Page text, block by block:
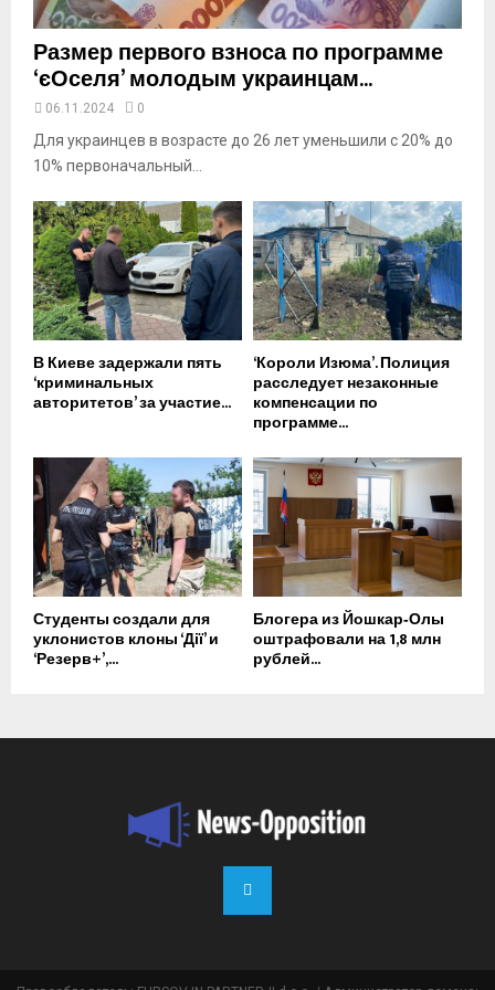
Размер первого взноса по программе
‘єОселя’ молодым украинцам...
06.11.2024 0
Для украинцев в возрасте до 26 лет уменьшили с 20% до
10% первоначальный...
В Киеве задержали пять
‘криминальных
авторитетов’ за участие...
‘Короли Изюма’. Полиция
расследует незаконные
компенсации по
программе...
Студенты создали для
уклонистов клоны ‘Дії’ и
‘Резерв+’,...
Блогера из Йошкар‑Олы
оштрафовали на 1,8 млн
рублей...